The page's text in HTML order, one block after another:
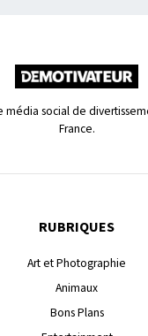
média social de
France.
RUBRIQUES
Art et Photographie
Animaux
Bons Plans